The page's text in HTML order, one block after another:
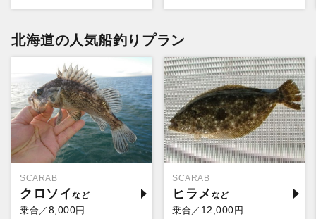
北海道の人気船釣りプラン
SCARAB
クロソイ
乗合／ 8,000円
SCARAB
ヒラメ
乗合／ 12,000円